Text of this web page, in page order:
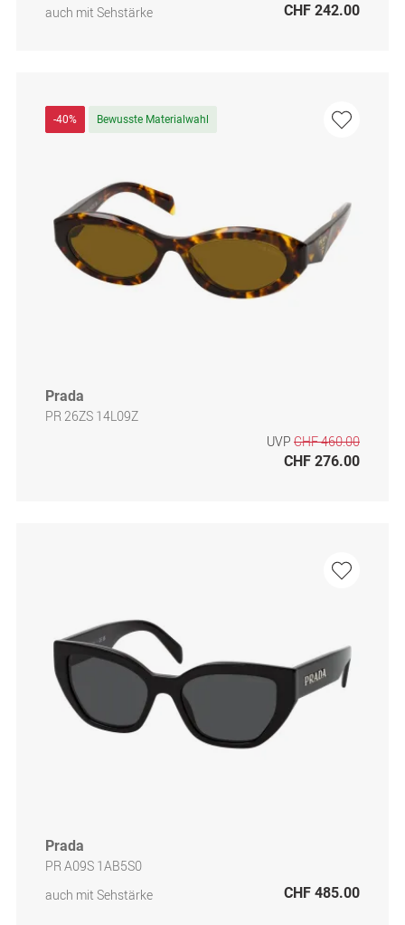
auch mit Sehstärke
CHF 242.00
-40% Bewusste Materialwahl
Prada
PR 26ZS 14L09Z
UVP CHF 460.00
CHF 276.00
Prada
PR A09S 1AB5S0
auch mit Sehstärke
CHF 485.00